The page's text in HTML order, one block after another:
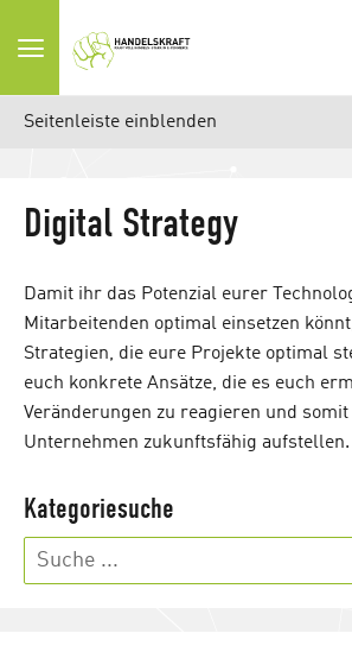
Digital Strategy
Damit ihr das Potenzial eurer
Mitarbeitenden optimal einsetzen
Strategien, die eure Projekte optimal
euch konkrete Ansätze, die es euch
Veränderungen zu reagieren und
Unternehmen zukunftsfähig aufstellen.
Kategoriesuche
Seitenleiste einblenden